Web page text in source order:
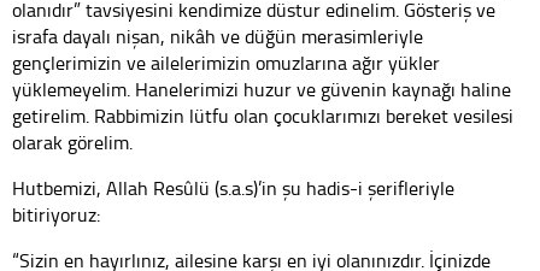
olanıdır” tavsiyesini kendimize düstur edinelim. Gösteriş ve
israfa dayalı nişan, nikâh ve düğün merasimleriyle
gençlerimizin ve ailelerimizin omuzlarına ağır yükler
yüklemeyelim. Hanelerimizi huzur ve güvenin kaynağı haline
getirelim. Rabbimizin lütfu olan çocuklarımızı bereket vesilesi
olarak görelim.
Hutbemizi, Allah Resûlü (s.a.s)’in şu hadis-i şerifleriyle
bitiriyoruz:
“Sizin en hayırlınız, ailesine karşı en iyi olanınızdır. İçinizde